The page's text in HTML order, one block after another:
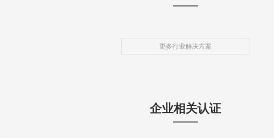
更多行业解决方案
企业相关认证